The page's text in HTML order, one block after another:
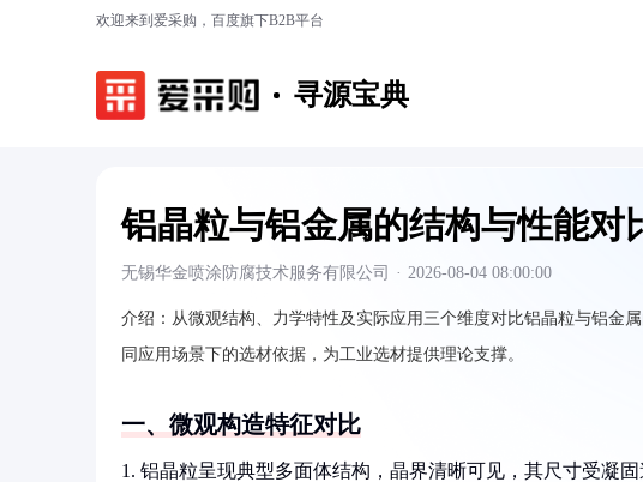
欢迎来到爱采购，百度旗下B2B平台
寻源宝典
铝晶粒与铝金属的结构与性能对
无锡华金喷涂防腐技术服务有限公司 · 2026-08-04 08:00:00
介绍： 从微观结构、力学特性及实际应用三个维度对比铝晶粒与铝金
同应用场景下的选材依据，为工业选材提供理论支撑。
一、微观构造特征对比
1. 铝晶粒呈现典型多面体结构，晶界清晰可见，其尺寸受凝